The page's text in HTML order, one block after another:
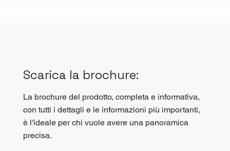
Scarica la brochure:
La brochure del prodotto, completa e informativa,
con tutti i dettagli e le informazioni più importanti,
è l'ideale per chi vuole avere una panoramica
precisa.